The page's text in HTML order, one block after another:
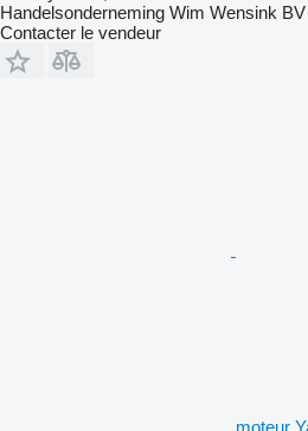
Handelsonderneming Wim Wensink BV
Contacter le vendeur
moteur